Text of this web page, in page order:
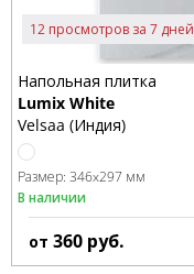
12 просмотров за 7 дней
Напольная плитка
Lumix White
Velsaa (Индия)
Размер: 346x297 мм
В наличии
от 360 руб.